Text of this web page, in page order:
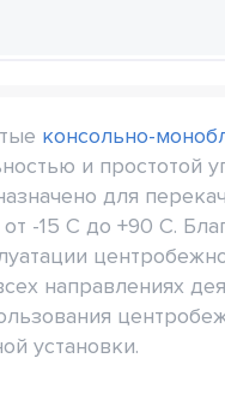
консольно-
и простотой
для
-15 С до +90 С.
направлениях
установки.